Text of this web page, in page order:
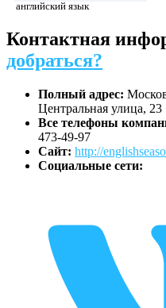
английский язык
Контактная
добраться?
Полный адрес:
Центральная улица, 23
Все телефоны
473-49-97
Сайт: http://
Социальные сети: